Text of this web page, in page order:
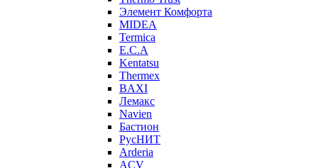
Элемент Комфорта
MIDEA
Termica
E.C.A
Kentatsu
Thermex
BAXI
Лемакс
Navien
Бастион
РусНИТ
Arderia
ACV